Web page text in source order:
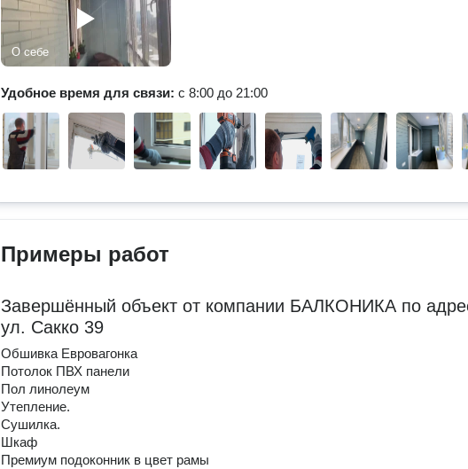
О себе
Удобное время для связи: с 8:00 до 21:00
Примеры работ
Завершённый объект от компании БАЛКОНИКА по
ул. Сакко 39
Обшивка Евровагонка
Потолок ПВХ панели
Пол линолеум
Утепление.
Сушилка.
Шкаф
Премиум подоконник в цвет рамы